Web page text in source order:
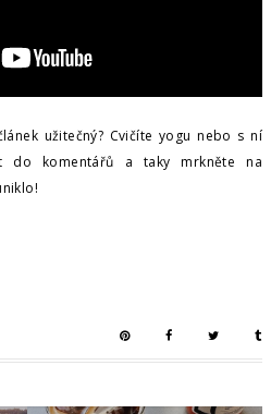
užitečný? Cvičíte yogu nebo s ní
do komentářů a taky mrkněte na